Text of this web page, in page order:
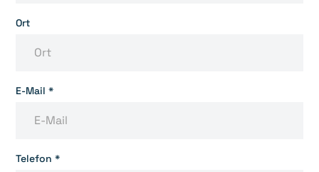
Ort
E-Mail *
Telefon *